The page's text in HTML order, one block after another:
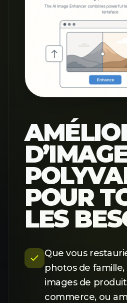
POUR
LES
Que vous
photos de
images de
commerce, ou